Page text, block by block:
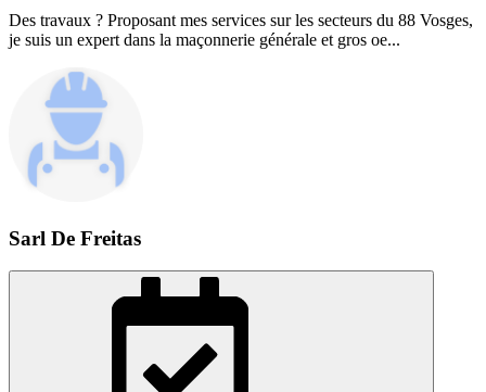
Des travaux ? Proposant mes services sur les secteurs du 88 Vosges,
je suis un expert dans la maçonnerie générale et gros oe...
Sarl De Freitas